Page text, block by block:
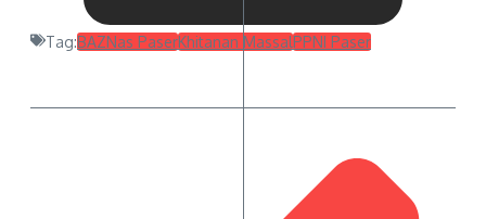
Tag:BAZNas PaserKhitanan MassalPPNI Paser